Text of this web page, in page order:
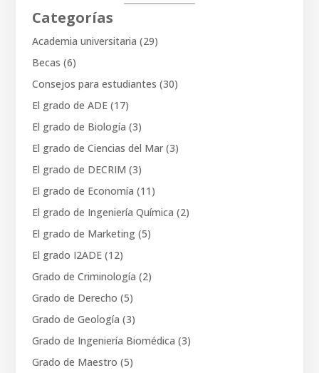
Categorías
Academia universitaria (29)
Becas (6)
Consejos para estudiantes (30)
El grado de ADE(17)
El grado de Biología (3)
El grado de Ciencias del Mar(3)
El grado de DECRIM (3)
El grado de Economía (11)
El grado de Ingeniería Química (2)
El grado de Marketing(5)
El grado I2ADE(12)
Grado de Criminología (2)
Grado de Derecho (5)
Grado de Geología (3)
Grado de Ingeniería Biomédica (3)
Grado de Maestro (5)